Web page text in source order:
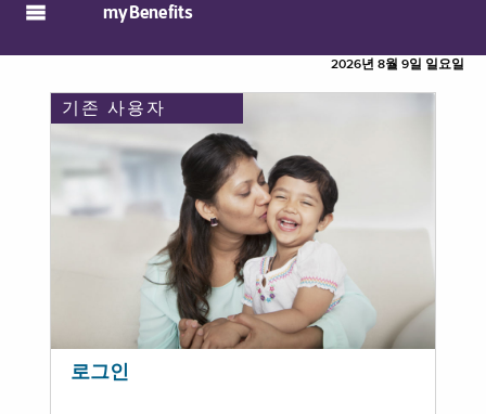
myBenefits
2026년 8월 9일 일요일
기존 사용자
로그인